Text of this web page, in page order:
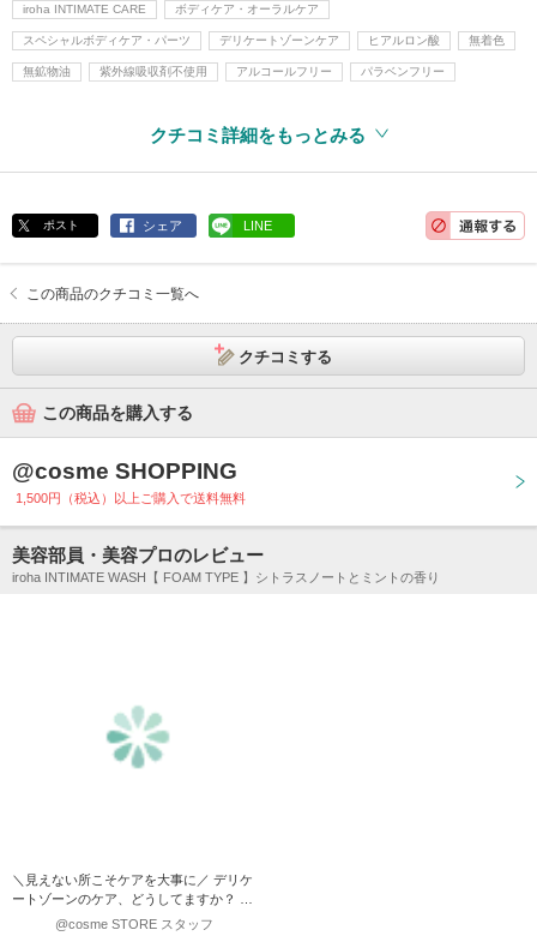
iroha INTIMATE CARE ボディケア・オーラルケア
スペシャルボディケア・パーツ デリケートゾーンケア ヒアルロン酸 無着色
無鉱物油 紫外線吸収剤不使用 アルコールフリー パラベンフリー
クチコミ詳細をもっとみる
ポスト シェア LINE
この商品のクチコミ一覧へ
クチコミする
この商品を購入する
@cosme SHOPPING
1,500円（税込）以上ご購入で送料無料
美容部員・美容プロのレビュー
iroha INTIMATE WASH【 FOAM TYPE 】シトラスノートとミントの香り
＼見えない所こそケアを大事に／ デリケ
ートゾーンのケア、どうしてますか？ お
風呂上がりの保湿はど…
@cosme STORE スタッフ